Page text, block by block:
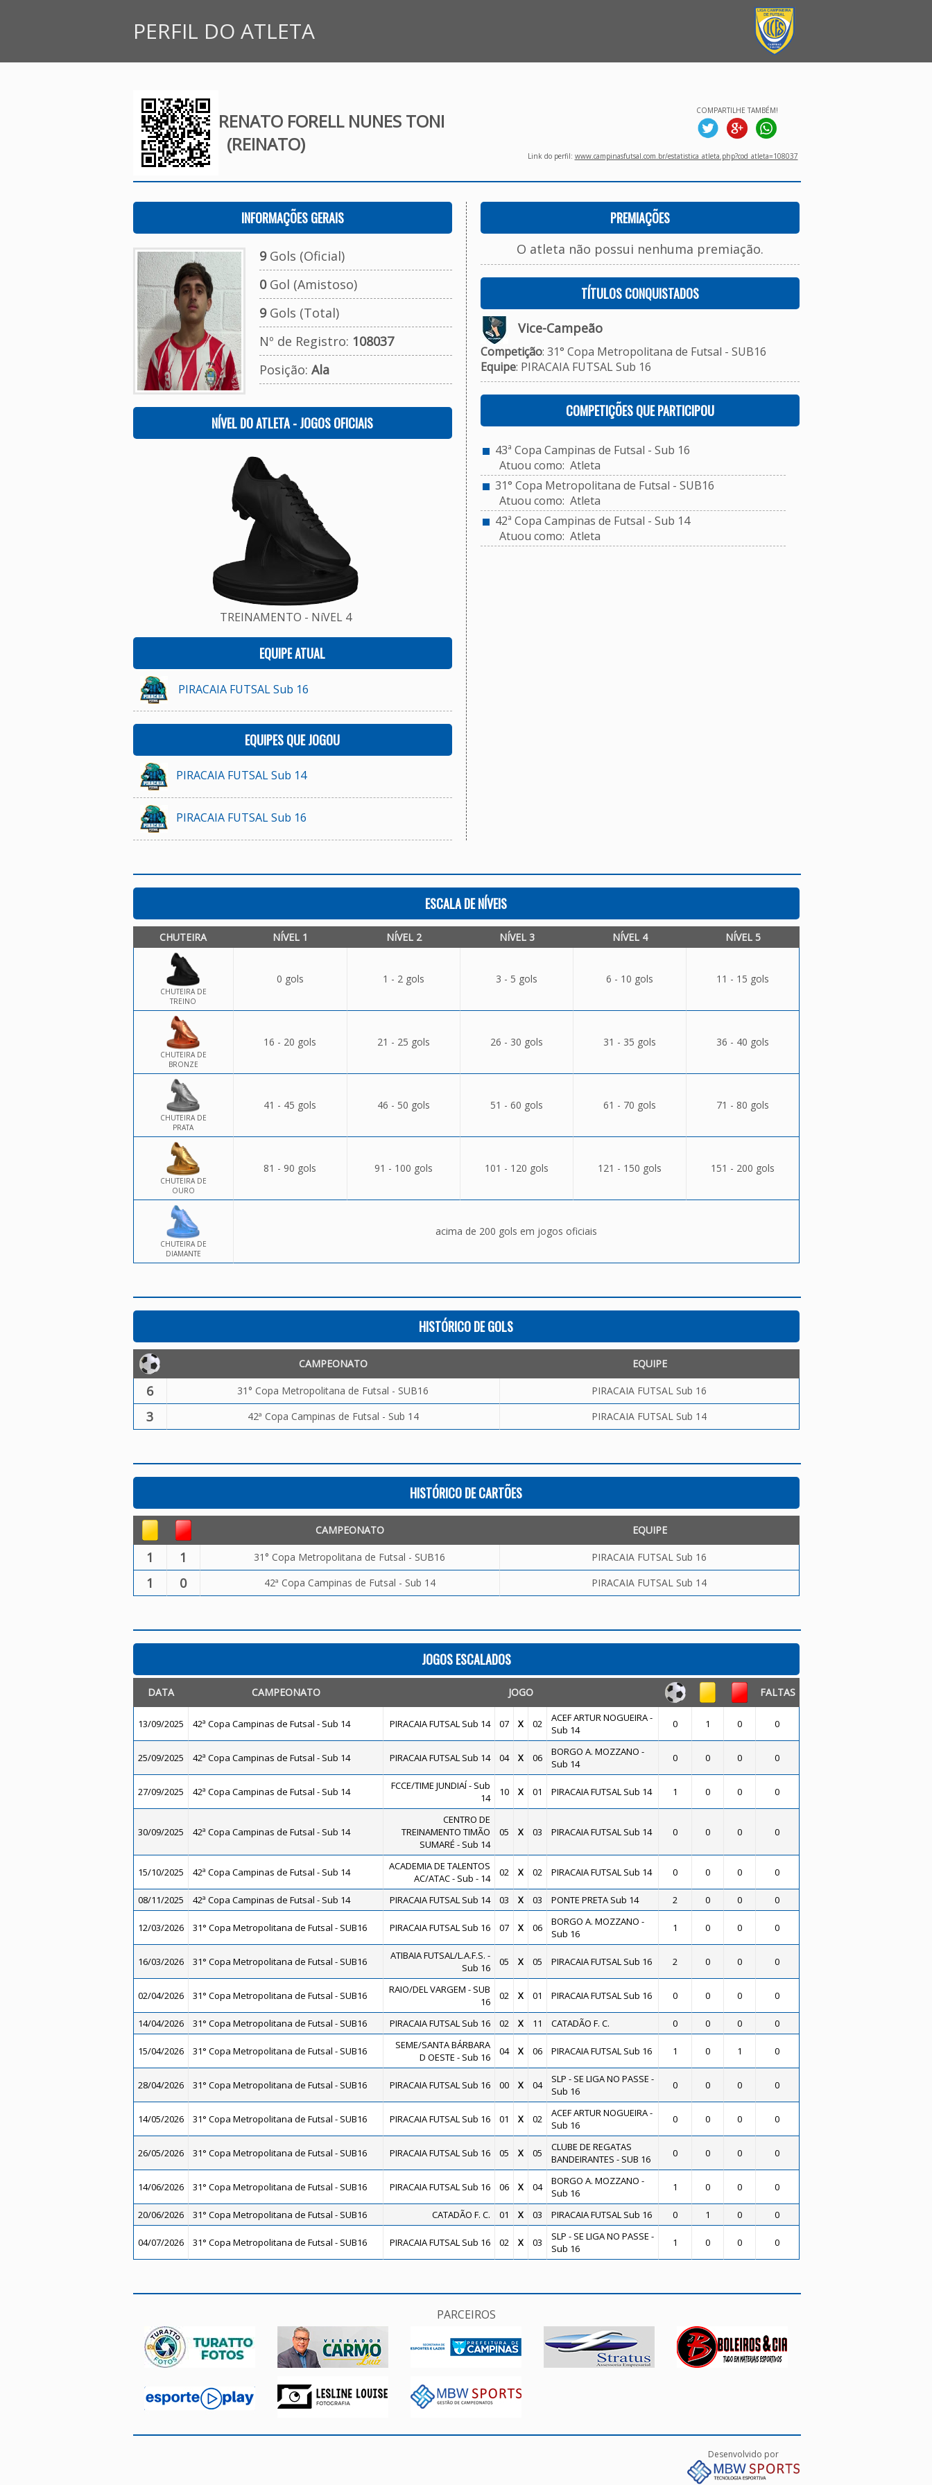
PERFIL DO ATLETA
RENATO FORELL NUNES TONI
(REINATO)
COMPARTILHE TAMBÉM!
Link do perfil: www.campinasfutsal.com.br/estatistica_atleta.php?cod_atleta=108037
INFORMAÇÕES GERAIS
9Gols (Oficial)
0Gol (Amistoso)
9Gols (Total)
Nº de Registro: 108037
Posição: Ala
NÍVEL DO ATLETA - JOGOS OFICIAIS
TREINAMENTO - NíVEL 4
EQUIPE ATUAL
PIRACAIA FUTSAL Sub 16
EQUIPES QUE JOGOU
PIRACAIA FUTSAL Sub 14
PIRACAIA FUTSAL Sub 16
PREMIAÇÕES
O atleta não possui nenhuma premiação.
TÍTULOS CONQUISTADOS
Vice-Campeão
Competição: 31° Copa Metropolitana de Futsal - SUB16
Equipe: PIRACAIA FUTSAL Sub 16
COMPETIÇÕES QUE PARTICIPOU
43ª Copa Campinas de Futsal - Sub 16
Atuou como: Atleta
31° Copa Metropolitana de Futsal - SUB16
Atuou como: Atleta
42ª Copa Campinas de Futsal - Sub 14
Atuou como: Atleta
ESCALA DE NÍVEIS
CHUTEIRA NÍVEL 1 NÍVEL 2 NÍVEL 3 NÍVEL 4 NÍVEL 5
CHUTEIRA DE
TREINO
0 gols 1 - 2 gols 3 - 5 gols 6 - 10 gols 11 - 15 gols
CHUTEIRA DE
BRONZE
16 - 20 gols 21 - 25 gols 26 - 30 gols 31 - 35 gols 36 - 40 gols
CHUTEIRA DE
PRATA
41 - 45 gols 46 - 50 gols 51 - 60 gols 61 - 70 gols 71 - 80 gols
CHUTEIRA DE
OURO
81 - 90 gols 91 - 100 gols 101 - 120 gols 121 - 150 gols 151 - 200 gols
CHUTEIRA DE
DIAMANTE
acima de 200 gols em jogos oficiais
HISTÓRICO DE GOLS
CAMPEONATO EQUIPE
6 31° Copa Metropolitana de Futsal - SUB16 PIRACAIA FUTSAL Sub 16
3 42ª Copa Campinas de Futsal - Sub 14 PIRACAIA FUTSAL Sub 14
HISTÓRICO DE CARTÕES
CAMPEONATO EQUIPE
1 1 31° Copa Metropolitana de Futsal - SUB16 PIRACAIA FUTSAL Sub 16
1 0 42ª Copa Campinas de Futsal - Sub 14 PIRACAIA FUTSAL Sub 14
JOGOS ESCALADOS
DATA CAMPEONATO JOGO FALTAS
13/09/2025 42ª Copa Campinas de Futsal - Sub 14 PIRACAIA FUTSAL Sub 14 07 X 02
ACEF ARTUR NOGUEIRA -
Sub 14
0 1 0 0
25/09/2025 42ª Copa Campinas de Futsal - Sub 14 PIRACAIA FUTSAL Sub 14 04 X 06
BORGO A. MOZZANO -
Sub 14
0 0 0 0
27/09/2025 42ª Copa Campinas de Futsal - Sub 14
FCCE/TIME JUNDIAÍ - Sub
14
10 X 01 PIRACAIA FUTSAL Sub 14 1 0 0 0
30/09/2025 42ª Copa Campinas de Futsal - Sub 14
CENTRO DE
TREINAMENTO TIMÃO
SUMARÉ - Sub 14
05 X 03 PIRACAIA FUTSAL Sub 14 0 0 0 0
15/10/2025 42ª Copa Campinas de Futsal - Sub 14
ACADEMIA DE TALENTOS
AC/ATAC - Sub - 14
02 X 02 PIRACAIA FUTSAL Sub 14 0 0 0 0
08/11/2025 42ª Copa Campinas de Futsal - Sub 14 PIRACAIA FUTSAL Sub 14 03 X 03 PONTE PRETA Sub 14 2 0 0 0
12/03/2026 31° Copa Metropolitana de Futsal - SUB16 PIRACAIA FUTSAL Sub 16 07 X 06
BORGO A. MOZZANO -
Sub 16
1 0 0 0
16/03/2026 31° Copa Metropolitana de Futsal - SUB16
ATIBAIA FUTSAL/L.A.F.S. -
Sub 16
05 X 05 PIRACAIA FUTSAL Sub 16 2 0 0 0
02/04/2026 31° Copa Metropolitana de Futsal - SUB16
RAIO/DEL VARGEM - SUB
16
02 X 01 PIRACAIA FUTSAL Sub 16 0 0 0 0
14/04/2026 31° Copa Metropolitana de Futsal - SUB16 PIRACAIA FUTSAL Sub 16 02 X 11 CATADÃO F. C. 0 0 0 0
15/04/2026 31° Copa Metropolitana de Futsal - SUB16
SEME/SANTA BÁRBARA
D OESTE - Sub 16
04 X 06 PIRACAIA FUTSAL Sub 16 1 0 1 0
28/04/2026 31° Copa Metropolitana de Futsal - SUB16 PIRACAIA FUTSAL Sub 16 00 X 04
SLP - SE LIGA NO PASSE -
Sub 16
0 0 0 0
14/05/2026 31° Copa Metropolitana de Futsal - SUB16 PIRACAIA FUTSAL Sub 16 01 X 02
ACEF ARTUR NOGUEIRA -
Sub 16
0 0 0 0
26/05/2026 31° Copa Metropolitana de Futsal - SUB16 PIRACAIA FUTSAL Sub 16 05 X 05
CLUBE DE REGATAS
BANDEIRANTES - SUB 16
0 0 0 0
14/06/2026 31° Copa Metropolitana de Futsal - SUB16 PIRACAIA FUTSAL Sub 16 06 X 04
BORGO A. MOZZANO -
Sub 16
1 0 0 0
20/06/2026 31° Copa Metropolitana de Futsal - SUB16 CATADÃO F. C. 01 X 03 PIRACAIA FUTSAL Sub 16 0 1 0 0
04/07/2026 31° Copa Metropolitana de Futsal - SUB16 PIRACAIA FUTSAL Sub 16 02 X 03
SLP - SE LIGA NO PASSE -
Sub 16
1 0 0 0
PARCEIROS
Desenvolvido por